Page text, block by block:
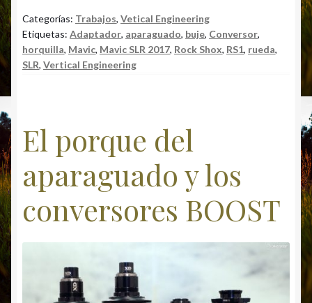
b
o
o
s
A
p
ky l
p
ar
Categorías: Trabajos, Vetical Engineering
Etiquetas: Adaptador, aparaguado, buje, Conversor,
horquilla, Mavic, Mavic SLR 2017, Rock Shox, RS1, rueda,
SLR, Vertical Engineering
El porque del
aparaguado y los
conversores BOOST